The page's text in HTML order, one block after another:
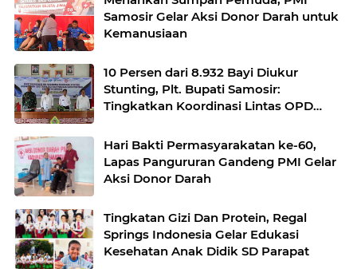
Samosir Gelar Aksi Donor Darah untuk
Kemanusiaan
10 Persen dari 8.932 Bayi Diukur
Stunting, Plt. Bupati Samosir:
Tingkatkan Koordinasi Lintas OPD
Hari Bakti Permasyarakatan ke-60,
Lapas Pangururan Gandeng PMI Gelar
Aksi Donor Darah
Tingkatan Gizi Dan Protein, Regal
Springs Indonesia Gelar Edukasi
Kesehatan Anak Didik SD Parapat